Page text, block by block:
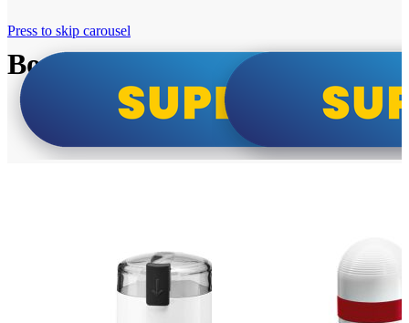
Bosch super cene
Press to skip carousel